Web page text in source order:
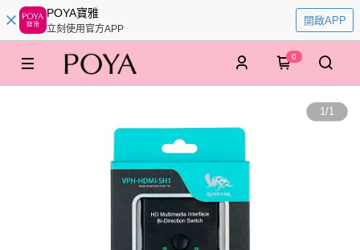
POYA寶雅
立刻使用官方APP
開啟APP
0
1/1